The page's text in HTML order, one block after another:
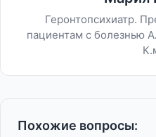
Геронтопсихиатр.
пациентам с болезнью
Похожие вопросы: